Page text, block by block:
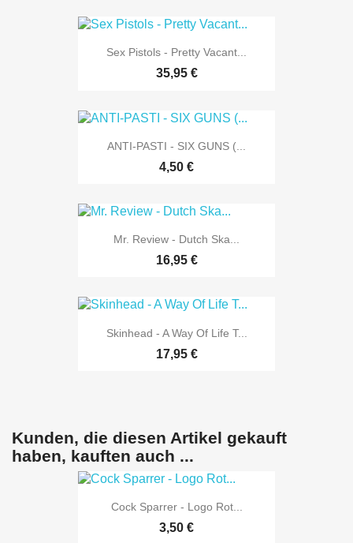
Sex Pistols - Pretty Vacant...
35,95 €
ANTI-PASTI - SIX GUNS (...
4,50 €
Mr. Review - Dutch Ska...
16,95 €
Skinhead - A Way Of Life T...
17,95 €
Kunden, die diesen Artikel gekauft
haben, kauften auch ...
Cock Sparrer - Logo Rot...
3,50 €